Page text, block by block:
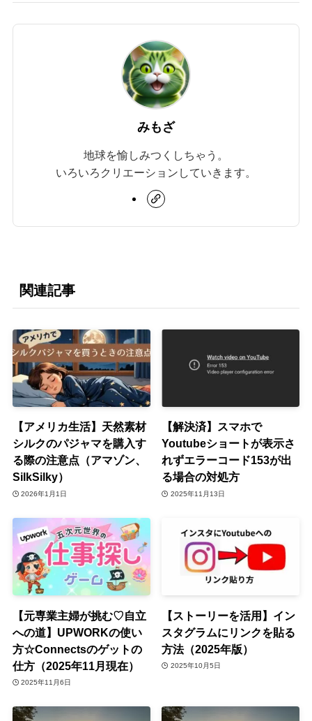
みもざ
地球を愉しみつくしちゃう。
いろいろクリエーションしていきます。
関連記事
【アメリカ生活】天然素材
シルクのパジャマを購入す
る際の注意点（アマゾン、
SilkSilky）
2026年1月1日
【解決済】スマホで
Youtubeショートが表示さ
れずエラーコード153が出
る場合の対処方
2025年11月13日
【元専業主婦が挑む♡自立
への道】UPWORKの使い
方☆Connectsのゲットの
仕方（2025年11月現在）
2025年11月6日
【ストーリーを活用】イン
スタグラムにリンクを貼る
方法（2025年版）
2025年10月5日